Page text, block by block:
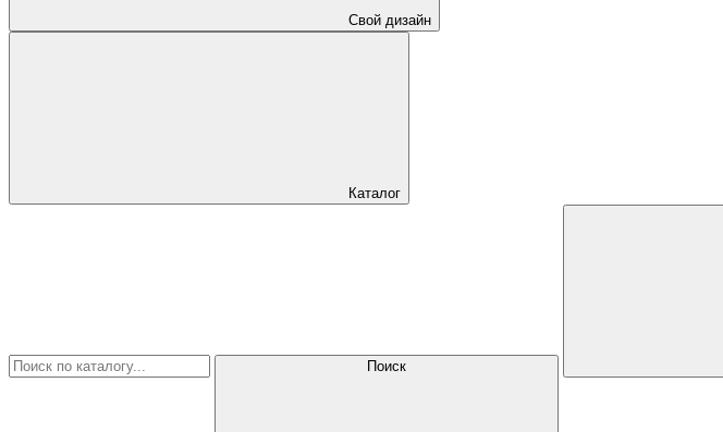
Свой дизайн
Каталог
Поиск